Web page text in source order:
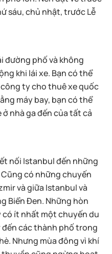
sáu, chủ nhật, trước Lễ
đường phố và không
khi lái xe. Bạn có thể
ty cho thuê xe quốc
máy bay, bạn có thể
nhà ga đến của tất cả
nối Istanbul đến những
có những chuyến
và giữa Istanbul và
Biển Đen. Những hòn
ít nhất một chuyến du
các thành phố trong
Nhưng mùa đông vì khí
thuyền cũng ngừng hoạt